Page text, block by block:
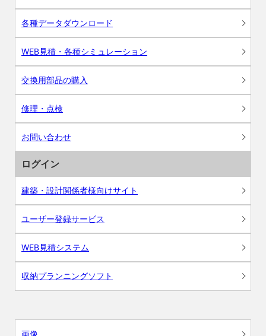
各種データダウンロード
WEB見積・各種シミュレーション
交換用部品の購入
修理・点検
お問い合わせ
ログイン
建築・設計関係者様向けサイト
ユーザー登録サービス
WEB見積システム
収納プランニングソフト
画像